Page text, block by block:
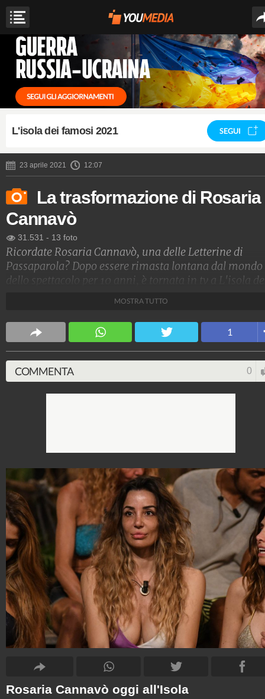
L'isola dei famosi 2021 SEGUI
23 aprile 2021 12:07
La trasformazione di Rosaria
Cannavò
31.531 - 13 foto
Ricordate Rosaria Cannavò, una delle Letterine di
Passaparola? Dopo essere rimasta lontana dal mondo
dello spettacolo per 10 anni, è tornata in tv a L'isola
caratterizza.
1.515.117.980-1.957 video-138.074 foto
MOSTRA TUTTO
1
COMMENTA 0
Rosaria Cannavò oggi all'Isola